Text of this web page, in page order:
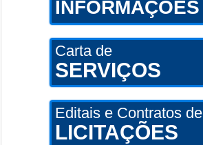
INFORMAÇÕES
Carta de
SERVIÇOS
Editais e Contratos de
LICITAÇÕES